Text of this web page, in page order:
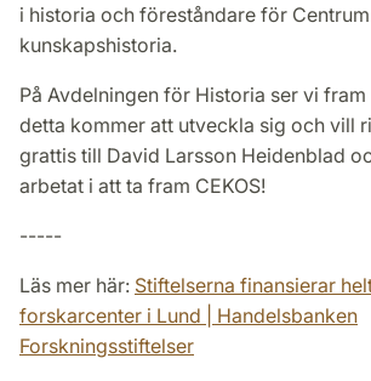
i historia och föreståndare för
kunskapshistoria.
På Avdelningen för Historia ser vi
detta kommer att utveckla sig och vill
grattis till David Larsson Heidenblad
arbetat i att ta fram CEKOS!
-----
Läs mer här: Stiftelserna finansierar
forskarcenter i Lund | Handelsbanken
Forskningsstiftelser